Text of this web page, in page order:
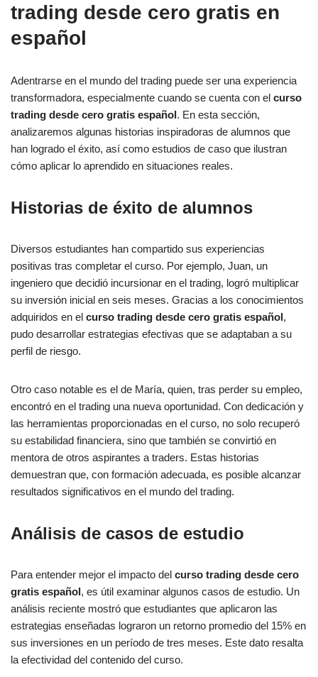
trading desde cero gratis en
español
Adentrarse en el mundo del trading puede ser una experiencia
transformadora, especialmente cuando se cuenta con el curso
trading desde cero gratis español. En esta sección,
analizaremos algunas historias inspiradoras de alumnos que
han logrado el éxito, así como estudios de caso que ilustran
cómo aplicar lo aprendido en situaciones reales.
Historias de éxito de alumnos
Diversos estudiantes han compartido sus experiencias
positivas tras completar el curso. Por ejemplo, Juan, un
ingeniero que decidió incursionar en el trading, logró multiplicar
su inversión inicial en seis meses. Gracias a los conocimientos
adquiridos en el curso trading desde cero gratis español,
pudo desarrollar estrategias efectivas que se adaptaban a su
perfil de riesgo.
Otro caso notable es el de María, quien, tras perder su empleo,
encontró en el trading una nueva oportunidad. Con dedicación y
las herramientas proporcionadas en el curso, no solo recuperó
su estabilidad financiera, sino que también se convirtió en
mentora de otros aspirantes a traders. Estas historias
demuestran que, con formación adecuada, es posible alcanzar
resultados significativos en el mundo del trading.
Análisis de casos de estudio
Para entender mejor el impacto del curso trading desde cero
gratis español, es útil examinar algunos casos de estudio. Un
análisis reciente mostró que estudiantes que aplicaron las
estrategias enseñadas lograron un retorno promedio del 15% en
sus inversiones en un período de tres meses. Este dato resalta
la efectividad del contenido del curso.